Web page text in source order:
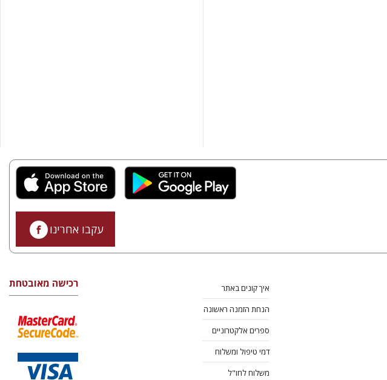
עקבו אחרינו
איך קונים באתר
הנחת הזמנה ראשונה
ספרים אלקטרוניים
דמי טיפול ומשלוח
משלוח לחו"ל
רכישה מאובטחת